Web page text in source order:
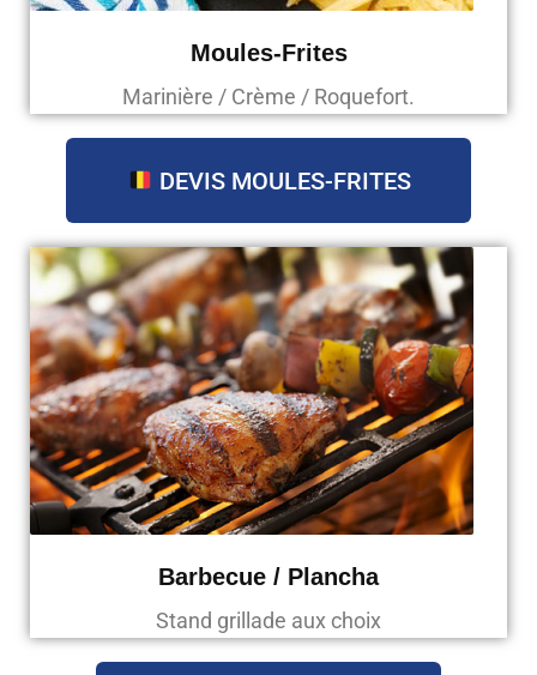
Moules-Frites
Marinière / Crème / Roquefort.
DEVIS MOULES-FRITES
Barbecue / Plancha
Stand grillade aux choix